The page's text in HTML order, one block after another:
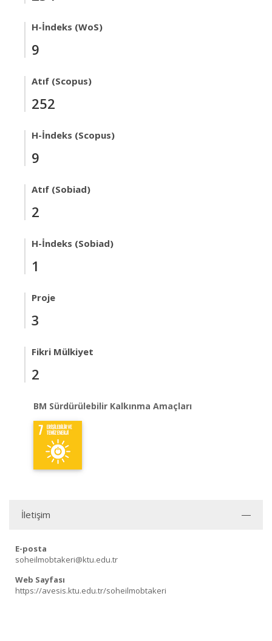
H-İndeks (WoS)
9
Atıf (Scopus)
252
H-İndeks (Scopus)
9
Atıf (Sobiad)
2
H-İndeks (Sobiad)
1
Proje
3
Fikri Mülkiyet
2
BM Sürdürülebilir Kalkınma Amaçları
İletişim
E-posta
soheilmobtakeri@ktu.edu.tr
Web Sayfası
https://avesis.ktu.edu.tr/soheilmobtakeri